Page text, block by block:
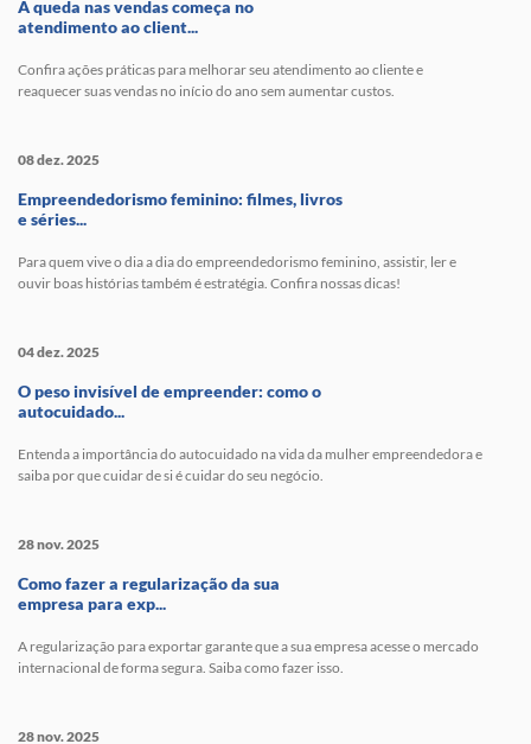
A queda nas vendas começa no
atendimento ao client...
Confira ações práticas para melhorar seu atendimento ao cliente e
reaquecer suas vendas no início do ano sem aumentar custos.
08 dez. 2025
Empreendedorismo feminino: filmes, livros
e séries...
Para quem vive o dia a dia do empreendedorismo feminino, assistir, ler e
ouvir boas histórias também é estratégia. Confira nossas dicas!
04 dez. 2025
O peso invisível de empreender: como o
autocuidado...
Entenda a importância do autocuidado na vida da mulher empreendedora e
saiba por que cuidar de si é cuidar do seu negócio.
28 nov. 2025
Como fazer a regularização da sua
empresa para exp...
A regularização para exportar garante que a sua empresa acesse o mercado
internacional de forma segura. Saiba como fazer isso.
28 nov. 2025